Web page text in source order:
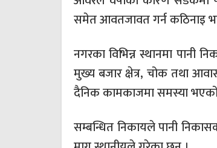
समेत आवतजावत गर्न कठिनाइ
नगरका विभिन्न स्थानमा
मुख्य बजार क्षेत्र, चोक तथा
दैनिक कामकाजमा समस्या
सम्बन्धित निकायले पानी